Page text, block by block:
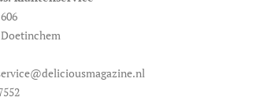
Doetinchem